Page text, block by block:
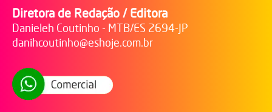
Diretora de Redação / Editora
Danieleh Coutinho - MTB/ES 2694-JP
danihcoutinho@eshoje.com.br